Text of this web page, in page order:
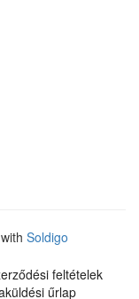
Soldigo
feltételek
űrlap